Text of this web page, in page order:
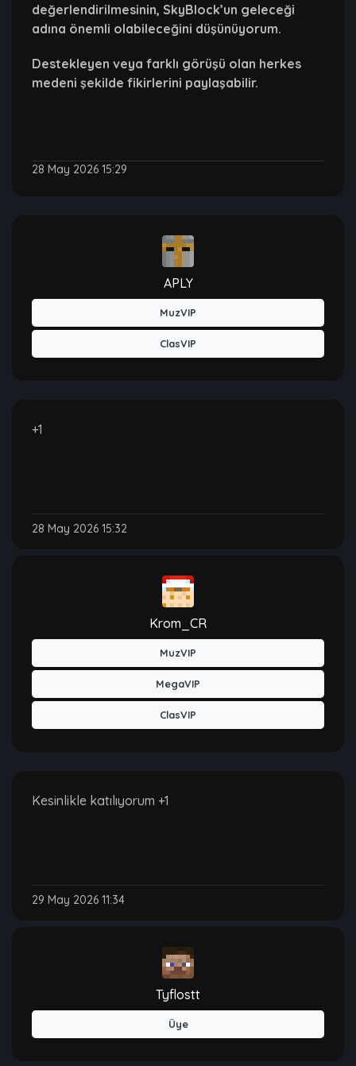
değerlendirilmesinin, SkyBlock’un geleceği
adına önemli olabileceğini düşünüyorum.
Destekleyen veya farklı görüşü olan herkes
medeni şekilde fikirlerini paylaşabilir.
28 May 2026 15:29
APLY
MuzVIP
ClasVIP
+1
28 May 2026 15:32
Krom_CR
MuzVIP
MegaVIP
ClasVIP
Kesinlikle katılıyorum +1
29 May 2026 11:34
Tyflostt
Üye